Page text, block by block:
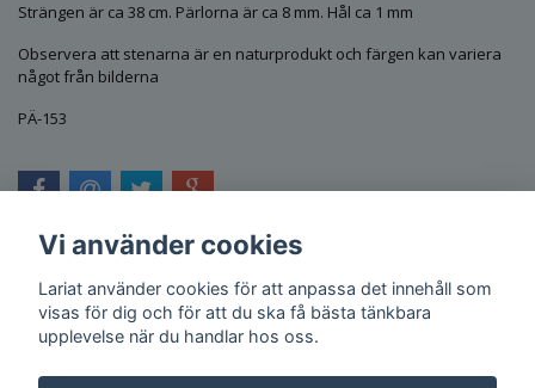
Strängen är ca 38 cm. Pärlorna är ca 8 mm. Hål ca 1 mm
Observera att stenarna är en naturprodukt och färgen kan variera
något från bilderna
PÄ-153
Vi använder cookies
Lariat använder cookies för att anpassa det innehåll som
visas för dig och för att du ska få bästa tänkbara
upplevelse när du handlar hos oss.